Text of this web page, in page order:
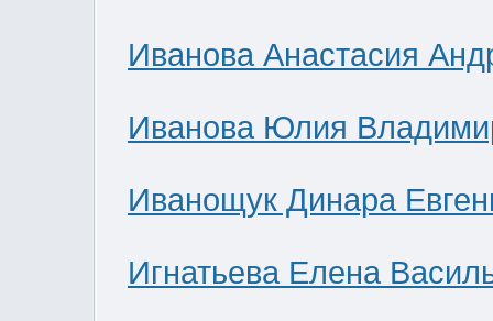
Иванова Анастасия
Иванова Юлия
Иванощук Динара
Игнатьева Елена